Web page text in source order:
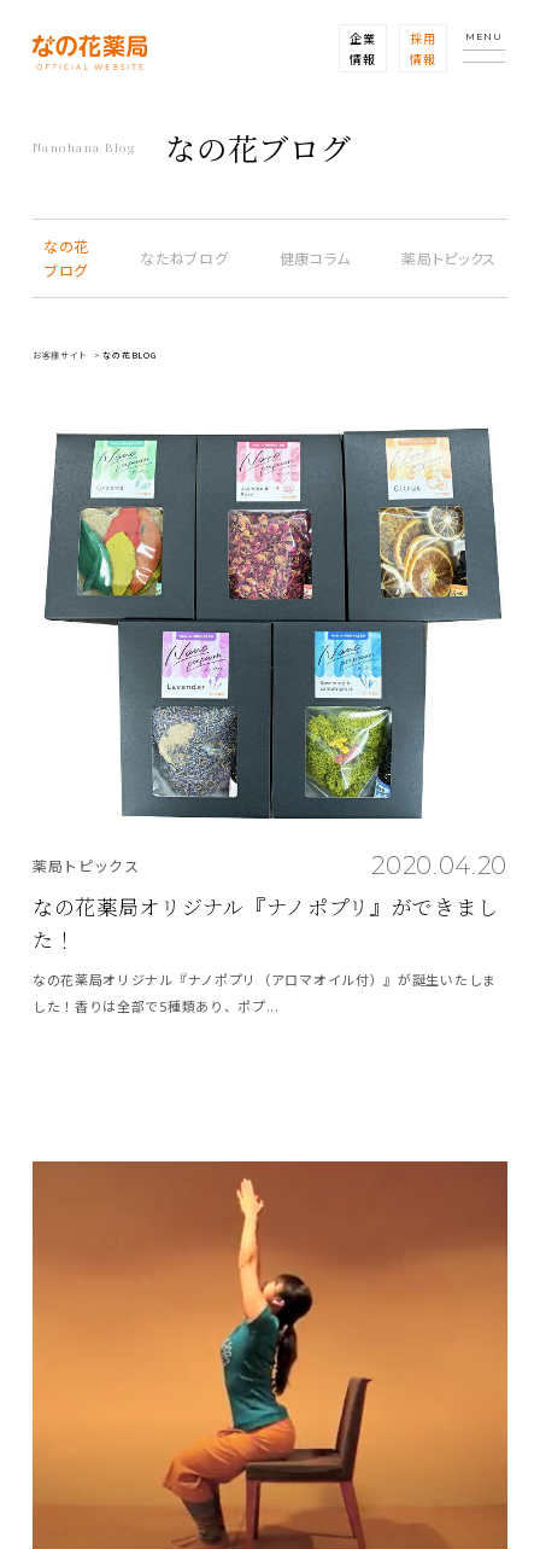
企業
情報
採用
情報
MENU
Nanohana Blog なの花ブログ
なの花
ブログ
なたねブログ 健康コラム 薬局トピックス
お客様サイト なの花BLOG
2020.04.20
薬局トピックス
なの花薬局オリジナル『ナノポプリ』ができまし
た！
なの花薬局オリジナル『ナノポプリ（アロマオイル付）』が誕生いたしま
した！香りは全部で5種類あり、ポプ...